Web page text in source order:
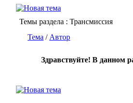
Темы раздела : Трансмиссия
Тема / Автор
Здравствуйте! В данном